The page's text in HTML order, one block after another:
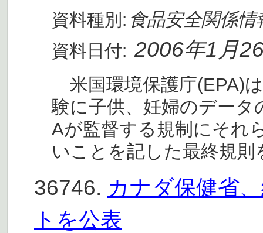
資料種別: 食品安全関係情
資料日付: 2006年1月
米国環境保護庁(EPA)
験に子供、妊婦のデー
Aが監督する規制にそれ
いことを記した最終規
36746. カナダ保健省
トを公表